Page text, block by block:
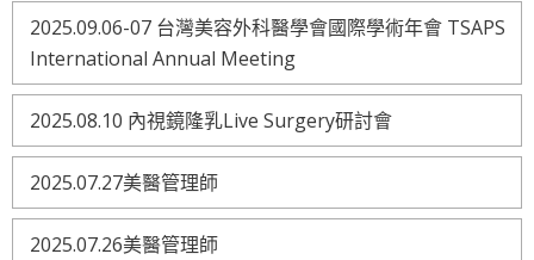
2025.09.06-07 台灣美容外科醫學會國際學術年會 TSAPS
International Annual Meeting
2025.08.10 內視鏡隆乳Live Surgery研討會
2025.07.27美醫管理師
2025.07.26美醫管理師